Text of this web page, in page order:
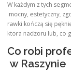
W każdym z tych
mocny, estetyczny,
rawki kończą się
ktora nadzoru lub, co
Co robi
w Raszynie